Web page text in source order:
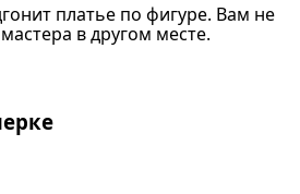
платье по фигуре. Вам не
в другом месте.